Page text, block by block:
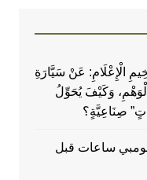
الْإِعْلَامِ: عَنْ سَيَّارَةِ
وَكَيْفَ يُحَوِّلُ
صِنَاعِيَّةٍ؟
ساعات قبل